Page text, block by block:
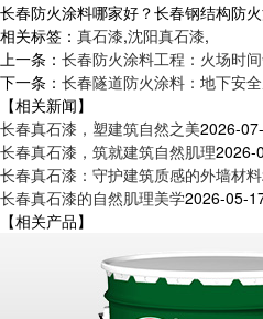
长春防火涂料哪家好？长春钢结构防
相关标签： 真石漆,沈阳真石漆,
上一条： 长春防火涂料工程：火场时
下一条： 长春隧道防火涂料：地下安
【相关新闻】
长春真石漆，塑建筑自然之美2026-
长春真石漆，筑就建筑自然肌理2026-
长春真石漆：守护建筑质感的外墙材料
长春真石漆的自然肌理美学2026-05-
【相关产品】